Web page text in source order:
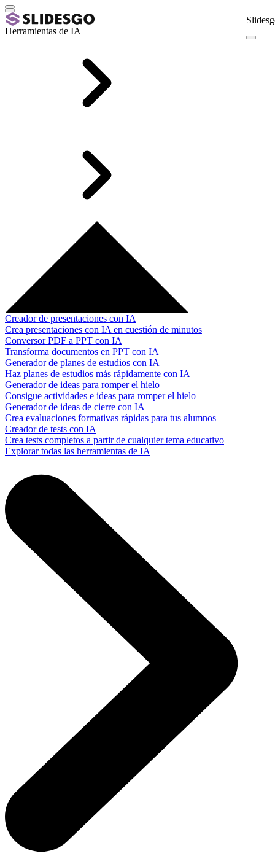
Herramientas de IA
Creador de presentaciones con IA
Crea presentaciones con IA en cuestión de minutos
Conversor PDF a PPT con IA
Transforma documentos en PPT con IA
Generador de planes de estudios con IA
Haz planes de estudios más rápidamente con IA
Generador de ideas para romper el hielo
Consigue actividades e ideas para romper el hielo
Generador de ideas de cierre con IA
Crea evaluaciones formativas rápidas para tus alumnos
Creador de tests con IA
Crea tests completos a partir de cualquier tema educativo
Explorar todas las herramientas de IA